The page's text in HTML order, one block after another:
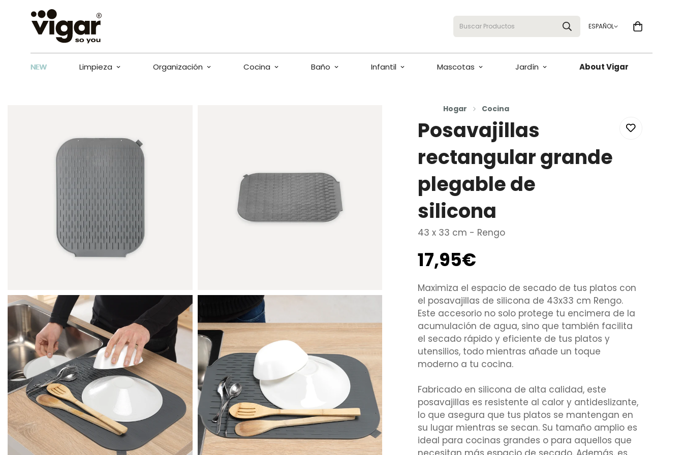
Buscar Productos ESPAÑOL
NEW Limpieza Organización Cocina Baño Infantil Mascotas Jardín About Vigar
Hogar Cocina
Posavajillas
rectangular grande
plegable de
silicona
43 x 33 cm - Rengo
Precio
regular
17,95€
Maximiza el espacio de secado de tus platos con
el posavajillas de silicona de 43x33 cm Rengo.
Este accesorio no solo protege tu encimera de la
acumulación de agua, sino que también facilita
el secado rápido y eficiente de tus platos y
utensilios, todo mientras añade un toque
moderno a tu cocina.
Fabricado en silicona de alta calidad, este
posavajillas es resistente al calor y antideslizante,
lo que asegura que tus platos se mantengan en
su lugar mientras se secan. Su tamaño amplio es
ideal para cocinas grandes o para aquellos que